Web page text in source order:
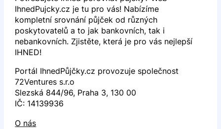
IhnedPujcky.cz je tu pro vás! Nabízíme
kompletní srovnání půjček od různých
poskytovatelů a to jak bankovních, tak i
nebankovních. Zjistěte, která je pro vás nejlepší
IHNED!
Portál IhnedPůjčky.cz provozuje společnost
72Ventures s.r.o
Slezská 844/96, Praha 3, 130 00
IČ: 14139936
O nás